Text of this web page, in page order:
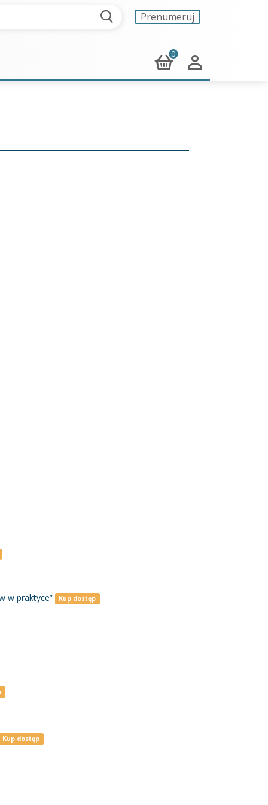
Prenumeruj
0
w praktyce”
Kup dostęp
Kup dostęp